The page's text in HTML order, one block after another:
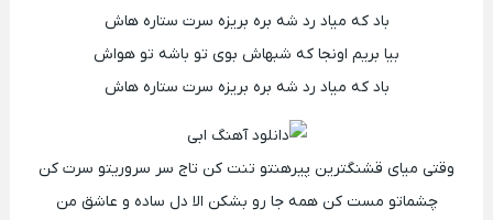
باد که میاد رد شه بره بریزه سرت ستاره هاش
بیا بریم اونجا که شبهاش بوی تو باشه تو هواش
باد که میاد رد شه بره بریزه سرت ستاره هاش
وقتی میای قشنگترین پیرهنتو تنت کن تاج سر سروریتو سرت کن
چشماتو مست کن همه جا رو بشکن الا دل ساده و عاشق من